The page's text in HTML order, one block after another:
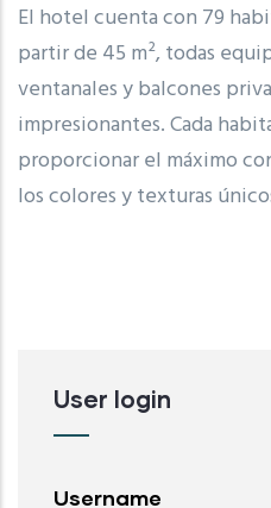
El hotel cuenta con 79
partir de 45 m², todas
ventanales y balcones
impresionantes. Cada
proporcionar el máximo
los colores y texturas
User login
Username